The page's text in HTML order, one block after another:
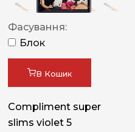
Фасування:
Блок
В Кошик
Compliment super
slims violet 5